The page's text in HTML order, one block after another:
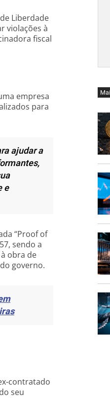
Liberdade
violações à
fiscal
empresa
para
ajudar a
e
“Proof of
sendo a
obra de
governo.
contratado
seu